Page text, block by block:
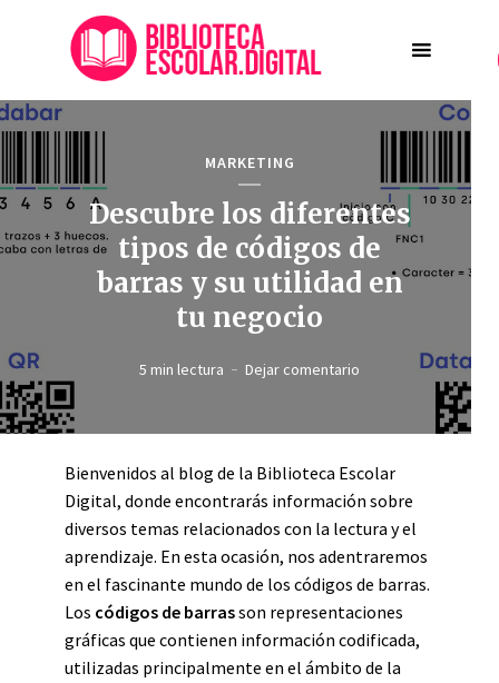
MARKETING
Descubre los diferentes
tipos de códigos de
barras y su utilidad en
tu negocio
5 min lectura Dejar comentario
Bienvenidos al blog de la Biblioteca Escolar
Digital, donde encontrarás información sobre
diversos temas relacionados con la lectura y el
aprendizaje. En esta ocasión, nos adentraremos
en el fascinante mundo de los códigos de barras.
Los códigos de barrasson representaciones
gráficas que contienen información codificada,
utilizadas principalmente en el ámbito de la